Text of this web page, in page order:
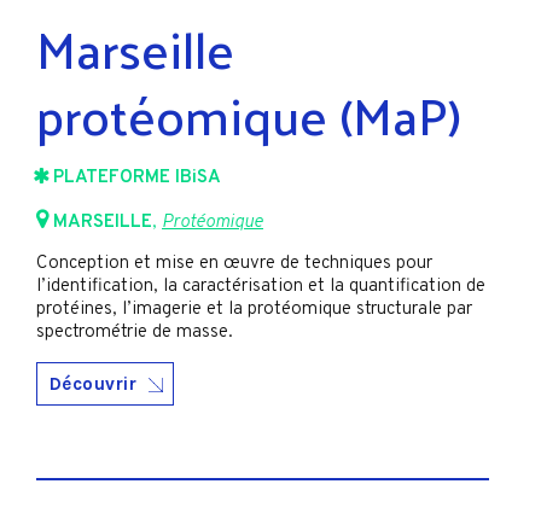
Marseille
protéomique (MaP)
PLATEFORME IBiSA
MARSEILLE, Protéomique
Conception et mise en œuvre de techniques pour
l’identification, la caractérisation et la quantification de
protéines, l’imagerie et la protéomique structurale par
spectrométrie de masse.
Découvrir